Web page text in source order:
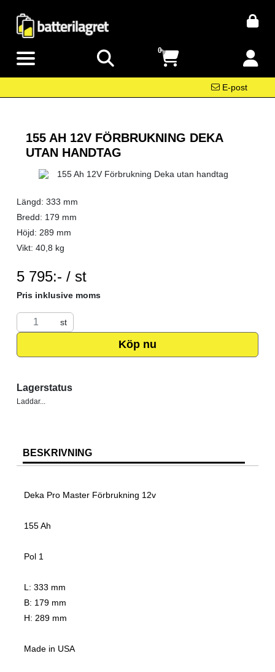
0
E-post
155 AH 12V FÖRBRUKNING DEKA
UTAN HANDTAG
Längd: 333 mm
Bredd: 179 mm
Höjd: 289 mm
Vikt: 40,8 kg
5 795:- / stSEK per ST
Pris inklusive moms
st
Köp nu
Lagerstatus
Laddar...
BESKRIVNING
Deka Pro Master Förbrukning 12v
155 Ah
Pol 1
L: 333 mm
B: 179 mm
H: 289 mm
Made in USA